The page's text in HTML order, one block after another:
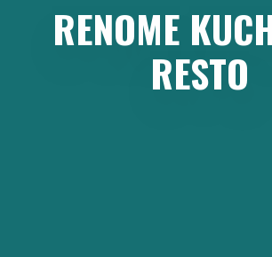
RENOME
RESTO